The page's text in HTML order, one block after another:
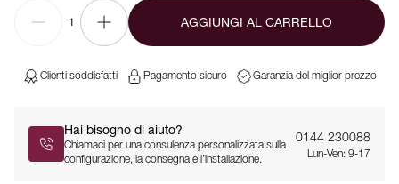
1 AGGIUNGI AL CARRELLO
Clienti soddisfatti Pagamento sicuro Garanzia del miglior prezzo
Hai bisogno di aiuto?
Chiamaci per una consulenza personalizzata sulla
configurazione, la consegna e l’installazione.
0144 230088
Lun-Ven: 9-17